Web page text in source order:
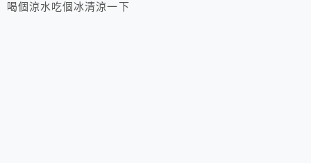
喝個涼水吃個冰清涼一下